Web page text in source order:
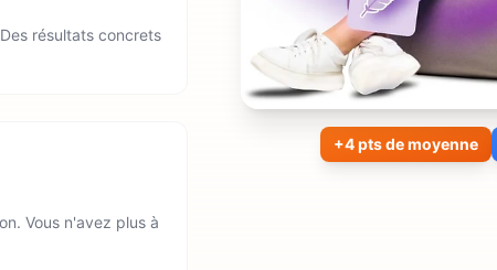
résultats concrets
Vous n'avez plus à
+4 pts de moyenne